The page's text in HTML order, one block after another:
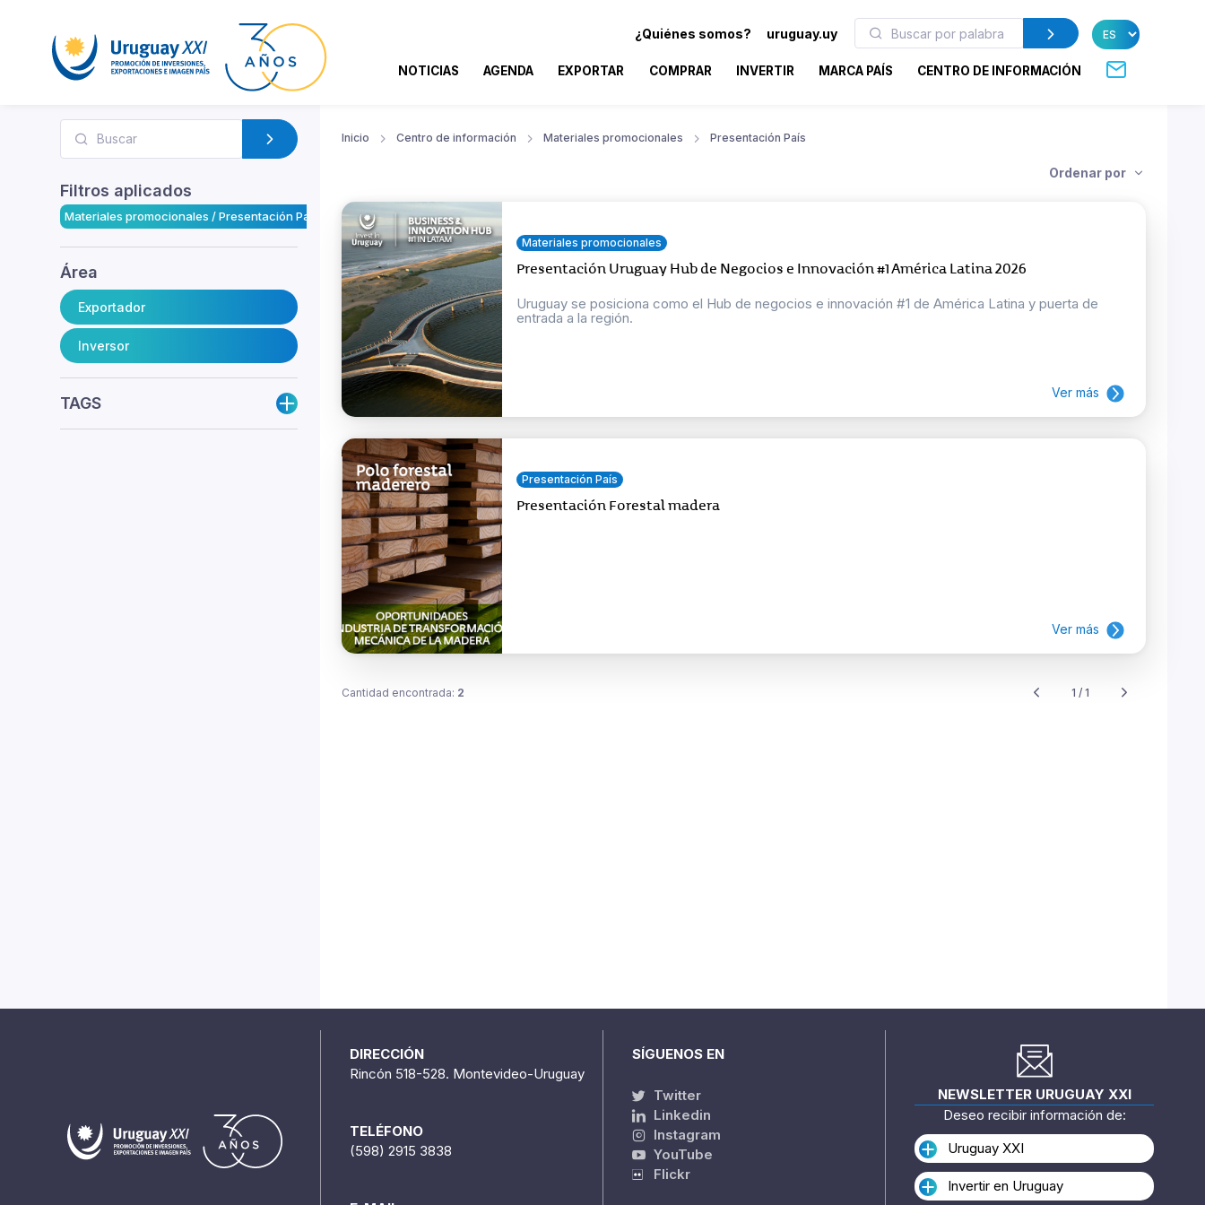
¿Quiénes somos? uruguay.uy
NOTICIAS AGENDA EXPORTAR COMPRAR INVERTIR MARCA PAÍS CENTRO DE INFORMACIÓN
Filtros aplicados
Materiales promocionales / Presentación País
Área
Exportador
Inversor
TAGS
Inicio Centro de información Materiales promocionales Presentación País
Ordenar por
Materiales promocionales
Presentación Uruguay Hub de Negocios e Innovación #1 América Latina 2026
Uruguay se posiciona como el Hub de negocios e innovación #1 de América Latina y puerta de
entrada a la región.
Ver más
Presentación País
Presentación Forestal madera
Ver más
Cantidad encontrada: 2 1 / 1
DIRECCIÓN
Rincón 518-528. Montevideo-Uruguay
TELÉFONO
(598) 2915 3838
SÍGUENOS EN
Twitter
Linkedin
Instagram
YouTube
Flickr
NEWSLETTER URUGUAY XXI
Deseo recibir información de:
Uruguay XXI
Invertir en Uruguay